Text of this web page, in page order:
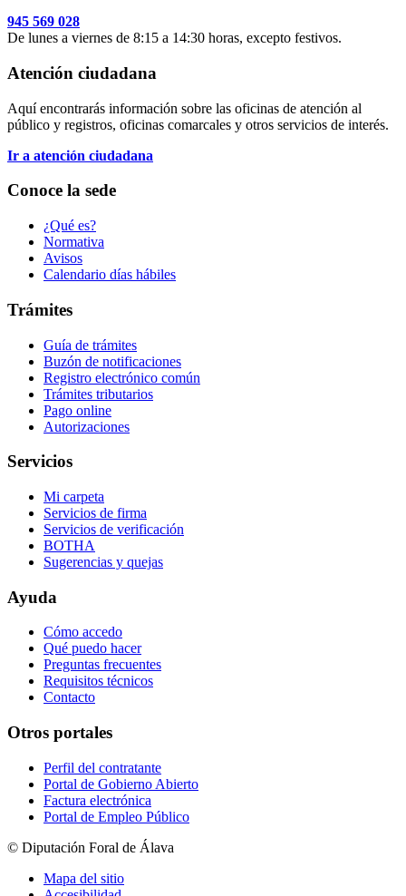
945 569 028
De lunes a viernes de 8:15 a 14:30 horas, excepto festivos.
Atención ciudadana
Aquí encontrarás información sobre las oficinas de atención al
público y registros, oficinas comarcales y otros servicios de interés.
Ir a atención ciudadana
Conoce la sede
¿Qué es?
Normativa
Avisos
Calendario días hábiles
Trámites
Guía de trámites
Buzón de notificaciones
Registro electrónico común
Trámites tributarios
Pago online
Autorizaciones
Servicios
Mi carpeta
Servicios de firma
Servicios de verificación
BOTHA
Sugerencias y quejas
Ayuda
Cómo accedo
Qué puedo hacer
Preguntas frecuentes
Requisitos técnicos
Contacto
Otros portales
Perfil del contratante
Portal de Gobierno Abierto
Factura electrónica
Portal de Empleo Público
© Diputación Foral de Álava
Mapa del sitio